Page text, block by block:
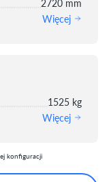
2720 mm
Więcej
1525 kg
Więcej
konfiguracji